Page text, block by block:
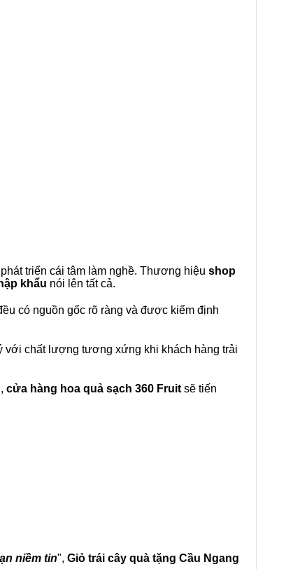
triển cái tâm làm nghề. Thương hiệu shop
khẩu nói lên tất cả.
có nguồn gốc rõ ràng và được kiểm định
với chất lượng tương xứng khi khách hàng trải
cửa hàng hoa quả sạch 360 Fruit sẽ tiến
niềm tin", Giỏ trái cây quà tặng Cầu Ngang